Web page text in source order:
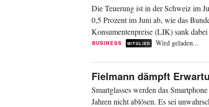
Die Teuerung ist in der Schweiz im
0,5 Prozent im Juni ab, wie das
Konsumentenpreise (LIK) sank
tiefere...
BUSINESS MITGLIED Wird geladen...
Fielmann dämpft
Smartglasses werden das
Jahren nicht ablösen. Es sei